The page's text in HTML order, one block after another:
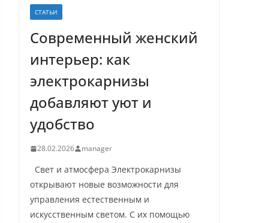
СТАТЬИ
Современный женский
интерьер: как
электрокарнизы
добавляют уют и
удобство
28.02.2026 manager
Свет и атмосфера Электрокарнизы
открывают новые возможности для
управления естественным и
искусственным светом. С их помощью